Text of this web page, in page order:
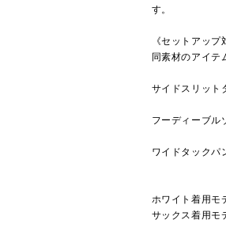
す。
《セットアップ
同素材のアイテ
サイドスリット
フーディーブル
ワイドタックパ
ホワイト着用モ
サックス着用モ